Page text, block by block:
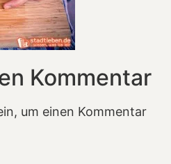
Kommentar
um einen Kommentar